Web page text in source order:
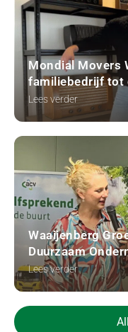
Mondial Movers
familiebedrijf tot
Lees verder
Waaijenberg
Duurzaam
Lees verder